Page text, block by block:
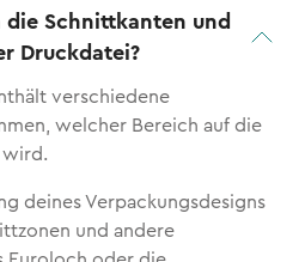
Schnittkanten und
Druckdatei?
verschiedene
welcher Bereich auf die
wird.
deines Verpackungsdesigns
und andere